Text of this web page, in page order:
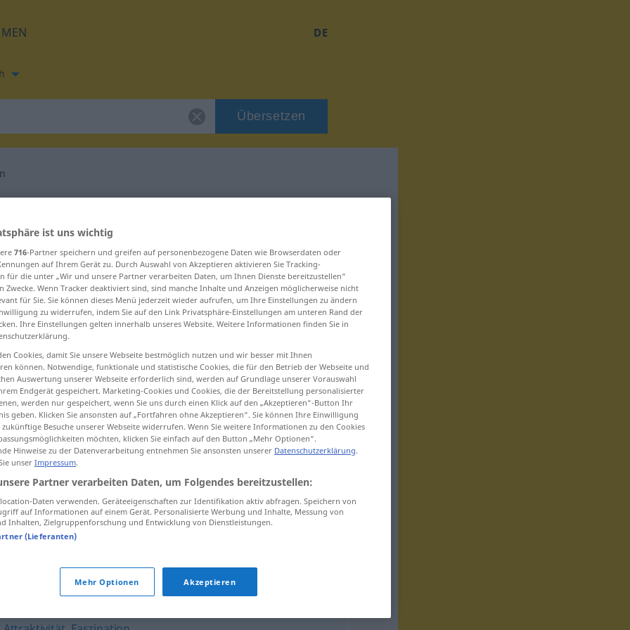
DE
Übersetzen
für "Attraktion"
>
Attraktionenpl im Zirkus
ist uns wichtig
716-Partner speichern und greifen auf personenbezogene Daten wie Browserdaten oder
auf Ihrem Gerät zu. Durch Auswahl von Akzeptieren aktivieren Sie Tracking-
für die unter „Wir und unsere Partner verarbeiten Daten, um Ihnen Dienste bereitzustellen“
Zwecke. Wenn Tracker deaktiviert sind, sind manche Inhalte und Anzeigen möglicherweise nicht
für Sie. Sie können dieses Menü jederzeit wieder aufrufen, um Ihre Einstellungen zu ändern
zu widerrufen, indem Sie auf den Link Privatsphäre-Einstellungen am unteren Rand der
Ihre Einstellungen gelten innerhalb unseres Website. Weitere Informationen finden Sie in
Cookies, damit Sie unsere Webseite bestmöglich nutzen und wir besser mit Ihnen
können. Notwendige, funktionale und statistische Cookies, die für den Betrieb der Webseite und
Auswertung unserer Webseite erforderlich sind, werden auf Grundlage unserer Vorauswahl
Endgerät gespeichert. Marketing-Cookies und Cookies, die der Bereitstellung personalisierter
werden nur gespeichert, wenn Sie uns durch einen Klick auf den „Akzeptieren“-Button Ihr
geben. Klicken Sie ansonsten auf „Fortfahren ohne Akzeptieren“. Sie können Ihre Einwilligung
Besuche unserer Webseite widerrufen. Wenn Sie weitere Informationen zu den Cookies
möchten, klicken Sie einfach auf den Button „Mehr Optionen“.
Hinweise zu der Datenverarbeitung entnehmen Sie ansonsten unserer Datenschutzerklärung.
unser Impressum.
Partner verarbeiten Daten, um Folgendes bereitzustellen:
Daten verwenden. Geräteeigenschaften zur Identifikation aktiv abfragen. Speichern von
auf Informationen auf einem Gerät. Personalisierte Werbung und Inhalte, Messung von
Inhalten, Zielgruppenforschung und Entwicklung von Dienstleistungen.
(Lieferanten)
Mehr Optionen Akzeptieren